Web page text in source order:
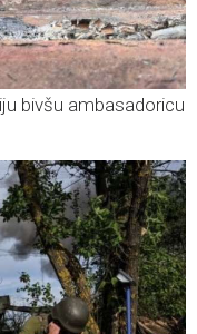
bivšu ambasadoricu